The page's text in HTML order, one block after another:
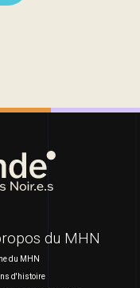
du MHN
du MHN
d'histoire